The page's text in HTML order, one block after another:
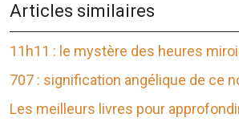
Articles similaires
11h11 : le mystère des heures
707 : signification angélique de ce
Les meilleurs livres pour